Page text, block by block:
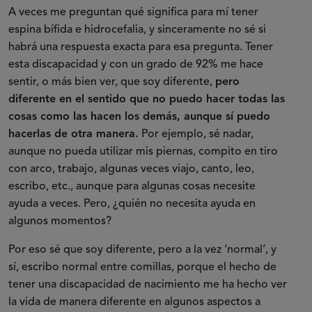
A veces me preguntan qué significa para mí tener
espina bífida e hidrocefalia, y sinceramente no sé si
habrá una respuesta exacta para esa pregunta. Tener
esta discapacidad y con un grado de 92% me hace
sentir, o más bien ver, que soy diferente, pero
diferente en el sentido que no puedo hacer todas las
cosas como las hacen los demás, aunque sí puedo
hacerlas de otra manera. Por ejemplo, sé nadar,
aunque no pueda utilizar mis piernas, compito en tiro
con arco, trabajo, algunas veces viajo, canto, leo,
escribo, etc., aunque para algunas cosas necesite
ayuda a veces. Pero, ¿quién no necesita ayuda en
algunos momentos?
Por eso sé que soy diferente, pero a la vez ‘normal’, y
sí, escribo normal entre comillas, porque el hecho de
tener una discapacidad de nacimiento me ha hecho ver
la vida de manera diferente en algunos aspectos a